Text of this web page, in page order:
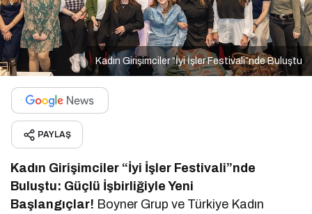
Kadın Girişimciler “İyi İşler Festivali”nde Buluştu
PAYLAŞ
Kadın Girişimciler “İyi İşler Festivali”nde
Buluştu: Güçlü İşbirliğiyle Yeni
Başlangıçlar! Boyner Grup ve Türkiye Kadın